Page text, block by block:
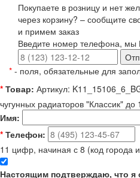
Покупаете в розницу и нет
через корзину? – сообщите
и примем заказ
Введите номер телефона, мы
* - поля, обязательные для
* Товар: Артикул:
чугунных радиаторов "Классик" до
Имя:
* Телефон:
11 цифр, начиная с 8 (код города
Настоящим подтверждаю, что я